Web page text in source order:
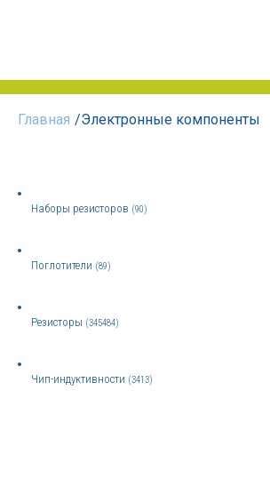
Главная /Электронные компоненты
Наборы резисторов (90)
Поглотители (89)
Резисторы (345484)
Чип-индуктивности (3413)